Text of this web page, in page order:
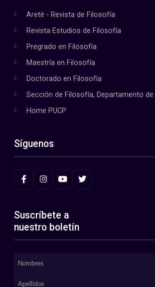
Areté - Revista de Filosofía
Revista Estudios de Filosofía
Pregrado en Filosofía
Maestría en Filosofía
Doctorado en Filosofía
Sección de Filosofía, Departamento
Home PUCP
Síguenos
Suscríbete a
nuestro boletín